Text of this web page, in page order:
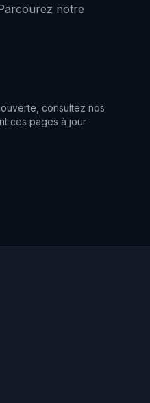
notre
consultez nos
ces pages à jour